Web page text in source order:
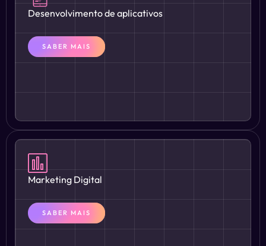
Desenvolvimento de aplicativos
SABER MAIS
Marketing Digital
SABER MAIS